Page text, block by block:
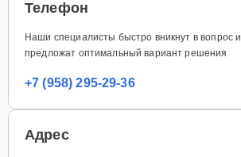
Телефон
Наши специалисты быстро вникнут в вопрос и
предложат оптимальный вариант решения
+7 (958) 295-29-36
Адрес